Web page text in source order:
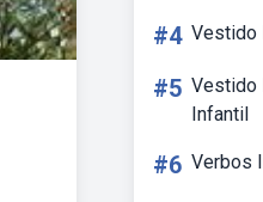
#4 Vestido
#5 Vestido
Infantil
#6 Verbos